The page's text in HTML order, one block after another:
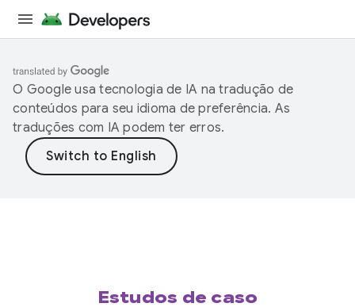
O Google usa tecnologia de IA na tradução de
conteúdos para seu idioma de preferência. As
traduções com IA podem ter erros.
Estudos de caso